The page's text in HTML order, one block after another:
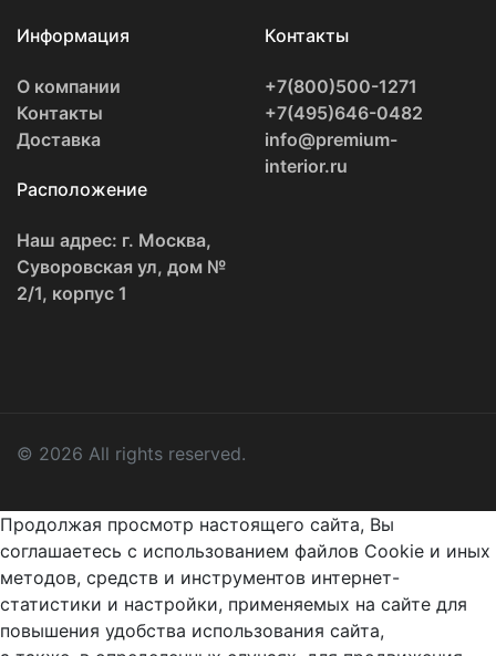
Информация
О компании
Контакты
Доставка
Контакты
+7(800)500-1271
+7(495)646-0482
info@premium-
interior.ru
Расположение
Наш адрес: г. Москва,
Суворовская ул, дом №
2/1, корпус 1
© 2026 All rights reserved.
Продолжая просмотр настоящего сайта, Вы
соглашаетесь с использованием файлов Cookie и иных
методов, средств и инструментов интернет-
статистики и настройки, применяемых на сайте для
повышения удобства использования сайта,